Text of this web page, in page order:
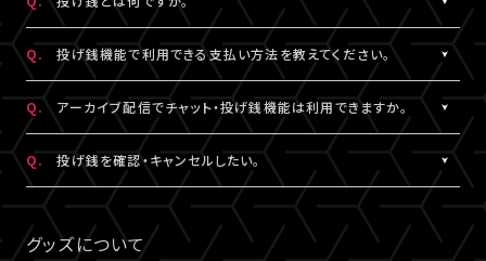
iOS：なし
Android：Chrome
なお、ユーザーがニックネームを変更した場合であっても、過去の
チャットのニックネームは変更されず、変更前のニックネームが表
示されます。
※ニックネームの登録・編集は配信視聴ページからも設定いただ
けます。
※コミュニティ機能が設定されている配信では、コミュニティ機能
とチャット機能のニックネーム設定は連動されます。
※公演によってはX連携をご利用いただけない場合があります。
欄上部「×」印）を押下すると、チャット非表示となります。 また、全
画面表示にした場合も、チャットは非表示になります。
A.
配信中にチップを送ることができる機能です。
投げ銭機能をご利用の場合は、「マイページ」内「基本情報」にござ
います「決済情報」にてクレジットカード決済情報のご登録いただ
くか、
配信中に配信視聴ページよりクレジットカード決済情報のご登録
をお願いいたします。
※公演によっては、投げ銭機能をご利用いただけない場合があり
ます。
Q. 投げ銭機能で利用できる支払い方法を教えてください。
クレジットカード決済をご利用いただけます。
投げ銭機能をご利用の場合は、「マイページ」内「基本情報」にござ
います「決済情報」にてクレジットカード決済情報のご登録いただ
くか、
配信中に配信視聴ページよりクレジットカード決済情報のご登録
をお願いいたします。
なお、決済方法については今後追加される可能性がございます。
Q. アーカイブ配信でチャット・投げ銭機能は利用できますか。
公演により異なります。チケット販売ページなどでご確認ください。
Q. 投げ銭を確認・キャンセルしたい。
投げ銭をキャンセルすることはできません。投げ銭機能をご利用の
場合は、金額に誤りがないか確認のうえ、ご利用ください。
複数回クリックにより、重複課金となる可能性がございますので、
グッズについて